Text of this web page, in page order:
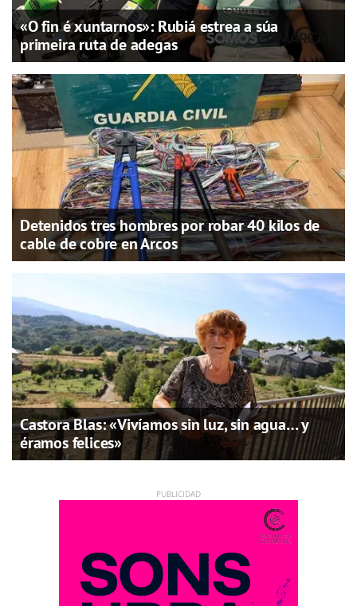
«O fin é xuntarnos»: Rubiá estrea a súa
primeira ruta de adegas
Detenidos tres hombres por robar 40 kilos de
cable de cobre en Arcos
Castora Blas: «Vivíamos sin luz, sin agua… y
éramos felices»